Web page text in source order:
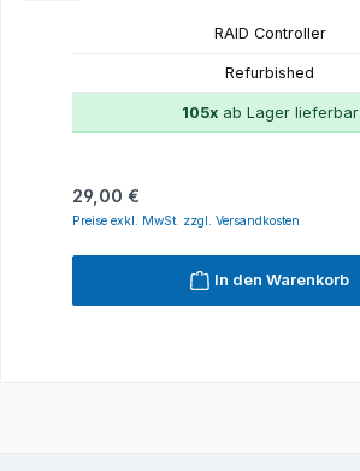
RAID Controller
Refurbished
105xab Lager lieferbar
Regulärer Preis:
29,00 €
Preise exkl. MwSt. zzgl. Versandkosten
In den Warenkorb